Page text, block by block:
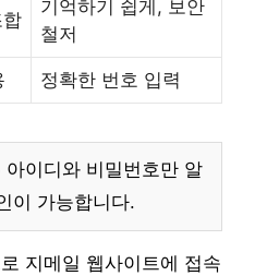
기억하기 쉽게, 보안
철저
정확한 번호 입력
이디와 비밀번호만 알
이 가능합니다.
지메일 웹사이트에 접속